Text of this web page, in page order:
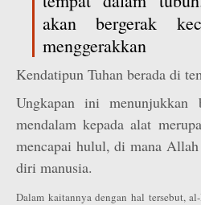
akan bergerak
menggerakkan
Kendatipun Tuhan berada di
Ungkapan ini menunjukkan
mendalam kepada alat
mencapai hulul, di mana
diri manusia.
Dalam kaitannya dengan hal tersebut,